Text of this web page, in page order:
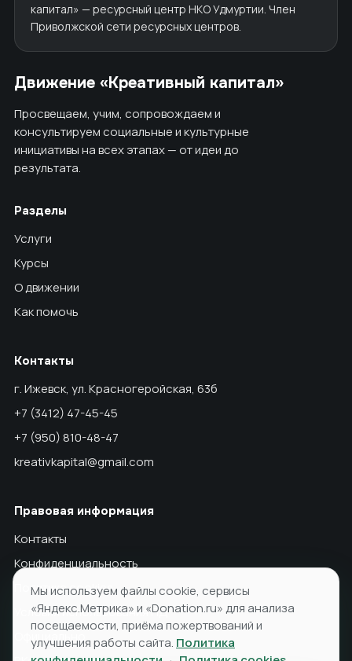
капитал» — ресурсный центр НКО Удмуртии. Член
Приволжской сети ресурсных центров.
Движение «Креативный капитал»
Просвещаем, учим, сопровождаем и
консультируем социальные и культурные
инициативы на всех этапах — от идеи до
результата.
Разделы
Услуги
Курсы
О движении
Как помочь
Контакты
г. Ижевск, ул. Красногеройская, 63б
+7 (3412) 47-45-45
+7 (950) 810-48-47
kreativkapital@gmail.com
Правовая информация
Контакты
Конфиденциальность
Политика cookies
Условия использования ПД
Официально
Мы используем файлы cookie, сервисы
«Яндекс.Метрика» и «Donation.ru» для анализа
посещаемости, приёма пожертвований и
улучшения работы сайта. Политика